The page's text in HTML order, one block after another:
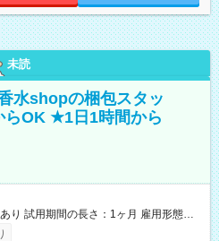
未読
水shopの梱包スタッ
OK ★1日1時間から
り 試用期間の長さ：1ヶ月 雇用形態、
す。